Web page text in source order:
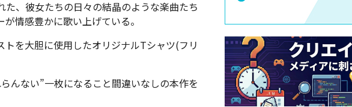
、彼女たちの日々の結晶のような楽曲たち
情感豊かに歌い上げている。
を大胆に使用したオリジナルTシャツ(フリ
んない”一枚になること間違いなしの本作を